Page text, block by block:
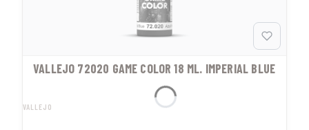
VALLEJO 72020 GAME COLOR 18 ML. IMPERIAL BLUE
VALLEJO